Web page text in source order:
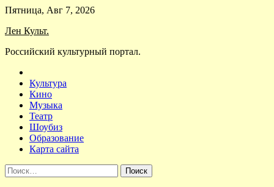
Skip
content
Пятница, Авг 7, 2026
Лен Культ.
Российский культурный портал.
Культура
Кино
Музыка
Театр
Шоубиз
Образование
Карта сайта
Найти: